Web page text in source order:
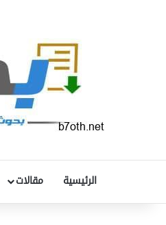
الرئيسية مقالات